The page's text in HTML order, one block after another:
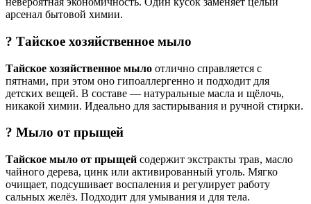
арсенал бытовой химии.
? Тайское хозяйственное мыло
Тайское хозяйственное мыло отлично справляется с
пятнами, при этом оно гипоаллергенно и подходит для
детских вещей. В составе — натуральные масла и щёлочь,
никакой химии. Идеально для застирывания и ручной стирки.
? Мыло от прыщей
Тайское мыло от прыщей содержит экстракты трав, масло
чайного дерева, цинк или активированный уголь. Мягко
очищает, подсушивает воспаления и регулирует работу
сальных желёз. Подходит для умывания и для тела.